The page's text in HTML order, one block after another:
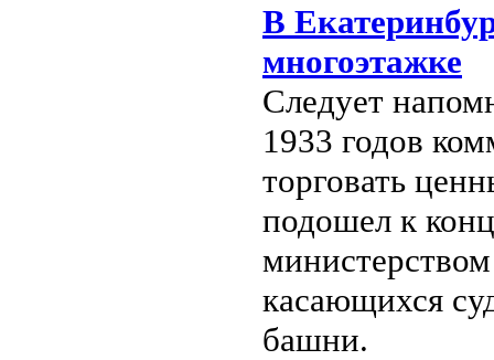
В
многоэтажке
Следует
1933 годов
торговать
подошел к
касающихся
башни.